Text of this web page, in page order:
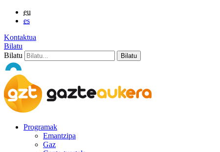
eu
es
Kontaktua
Bilatu
Bilatu
Programak
Emantzipa
Gaz